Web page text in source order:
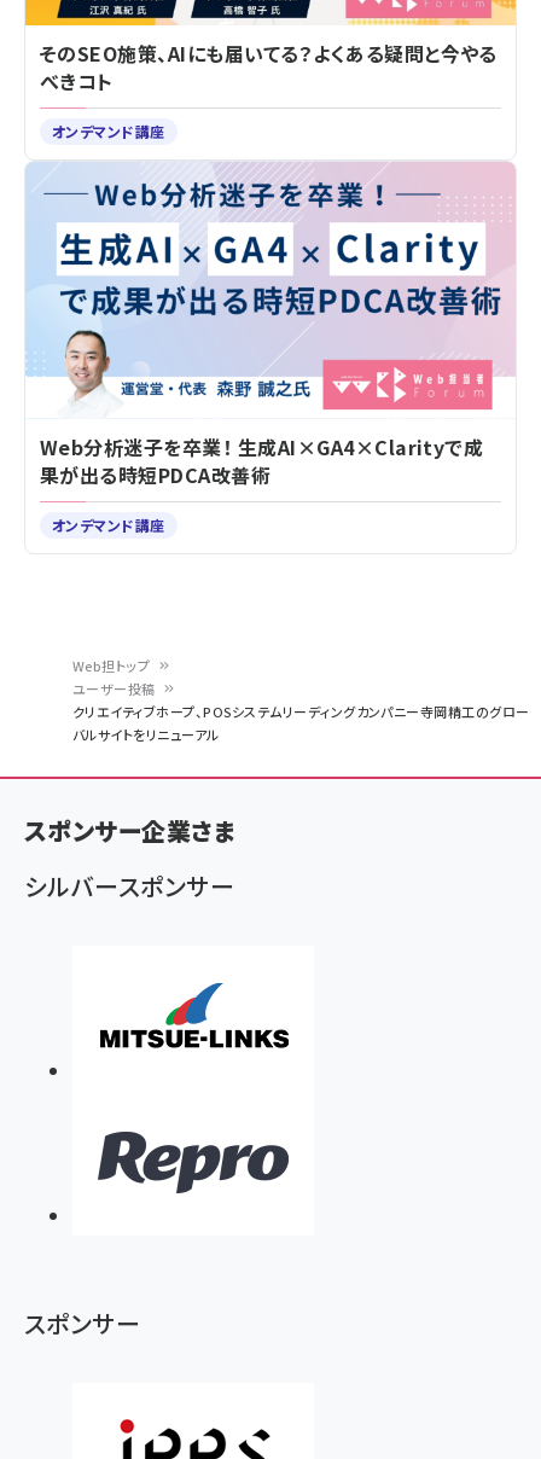
く
ず
Web担トップ
ユーザー投稿
クリエイティブホープ、POSシステムリーディングカンパニー寺岡精工のグロー
バルサイトをリニューアル
そのSEO施策、AIにも届いてる？よくある疑問と今やる
べきコト
オンデマンド講座
Web分析迷子を卒業！ 生成AI×GA4×Clarityで成
果が出る時短PDCA改善術
オンデマンド講座
スポンサー企業さま
シルバースポンサー
スポンサー